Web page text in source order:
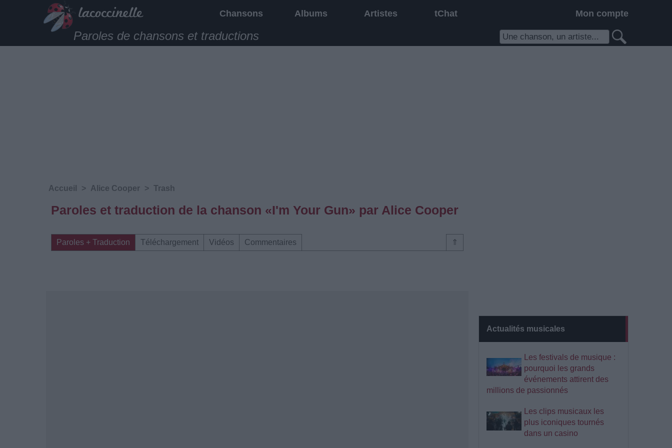
Chansons Albums Artistes tChat Mon compte
Paroles de chansons et traductions
Actualités musicales
Les festivals de musique :
pourquoi les grands
événements attirent des
millions de passionnés
Les clips musicaux les
plus iconiques tournés
dans un casino
Accueil > Alice Cooper > Trash
Paroles et traduction de la chanson «I'm Your Gun» par Alice Cooper
⇑
Paroles + Traduction Téléchargement Vidéos Commentaires